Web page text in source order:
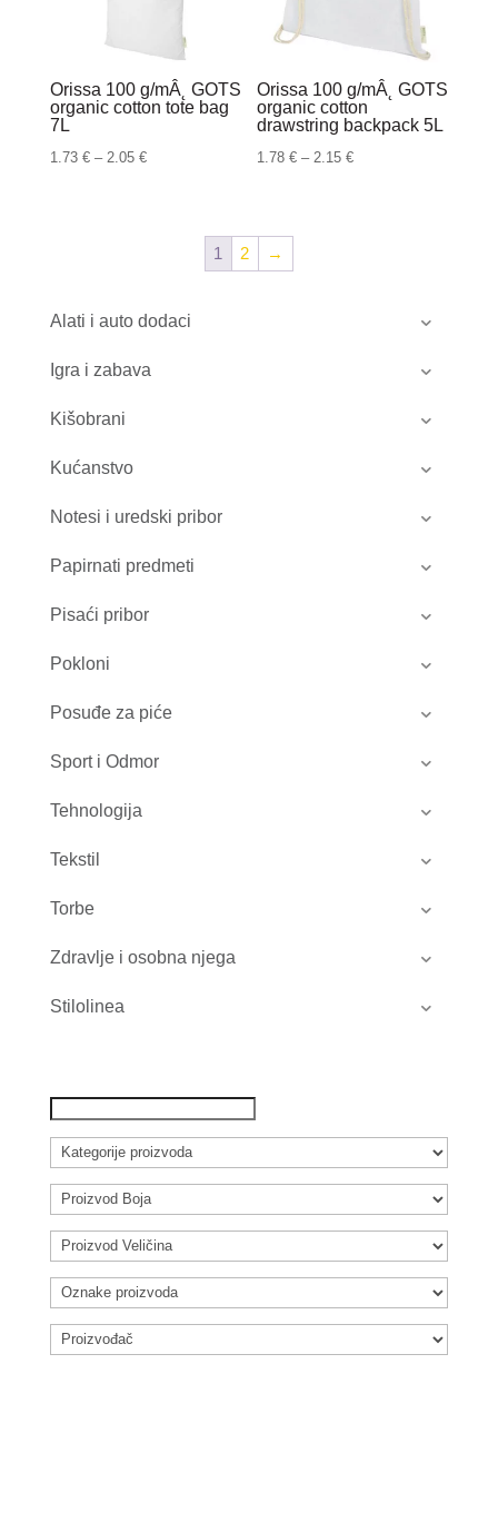
Alati i auto dodaci
Igra i zabava
Kišobrani
Kućanstvo
Notesi i uredski pribor
Papirnati predmeti
Pisaći pribor
Pokloni
Posuđe za piće
Sport i Odmor
Tehnologija
Tekstil
Torbe
Zdravlje i osobna njega
Stilolinea
Orissa 100 g/mÂ˛ GOTS
organic cotton tote bag
7L
1.73 € – 2.05 €Raspon
Orissa 100 g/mÂ˛ GOTS
organic cotton
drawstring backpack 5L
1.78€ – 2.15€Raspon
1 2 →